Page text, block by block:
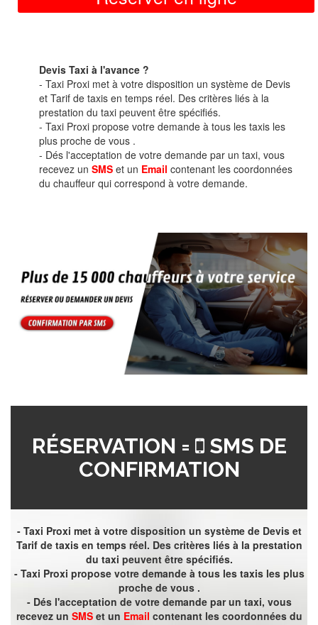
Devis Taxi à l'avance ?
- Taxi Proxi met à votre disposition un système de Devis
et Tarif de taxis en temps réel. Des critères liés à la
prestation du taxi peuvent être spécifiés.
- Taxi Proxi propose votre demande à tous les taxis les
plus proche de vous .
- Dés l'acceptation de votre demande par un taxi, vous
recevez un SMS et un Email contenant les coordonnées
du chauffeur qui correspond à votre demande.
RÉSERVATION =
SMS DE
CONFIRMATION
- Taxi Proxi met à votre disposition un système de Devis et
Tarif de taxis en temps réel. Des critères liés à la prestation
du taxi peuvent être spécifiés.
- Taxi Proxi propose votre demande à tous les taxis les plus
proche de vous .
- Dés l'acceptation de votre demande par un taxi, vous
recevez un SMSet un Email contenant les coordonnées du